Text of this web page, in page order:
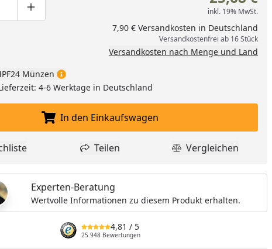
um eins verringern
manuell eingeben
Produktmenge um eins erhöhen inkl. 19% MwSt.
7,90 € Versandkosten in Deutschland
Versandkostenfrei ab 16 Stück
Versandkosten nach Menge und Land
Münzen
4-6 Werktage in Deutschland
In den Einkaufswagen legen
In den Einkaufswagen
zur Wunschliste hinzufügen
Teilen
Teilen Produkt
Vergleichen
Experten-Beratung
Wertvolle Informationen zu diesem Produkt erhalten.
4,81 / 5
25.948 Bewertungen